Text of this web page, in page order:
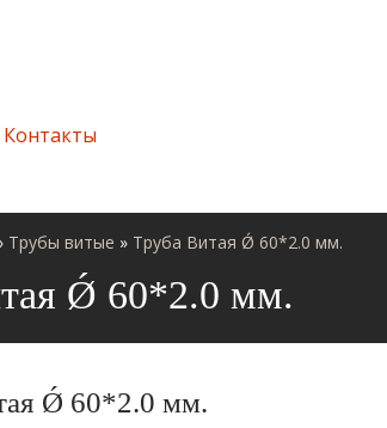
Контакты
Трубы витые » Труба Витая Ǿ 60*2.0 мм.
Ǿ 60*2.0 мм.
Ǿ 60*2.0 мм.